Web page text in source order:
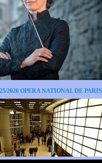
2026 OPERA NATIONAL DE PARIS